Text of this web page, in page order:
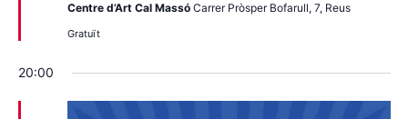
Centre d’Art Cal Massó Carrer Pròsper Bofarull, 7, Reus
Gratuït
20:00